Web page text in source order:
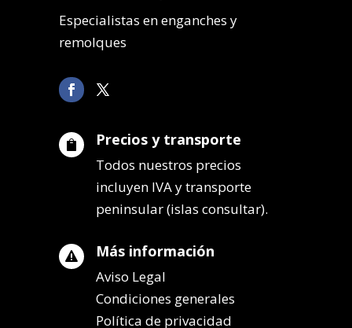
Especialistas en enganches y
remolques
 Precios y transporte
Todos nuestros precios
incluyen IVA y transporte
peninsular (islas consultar).
 Más información
Aviso Legal
Condiciones generales
Política de privacidad